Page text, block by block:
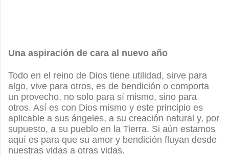
Una aspiración de cara al nuevo año
Todo en el reino de Dios tiene utilidad, sirve para
algo, vive para otros, es de bendición o comporta
un provecho, no solo para sí mismo, sino para
otros. Así es con Dios mismo y este principio es
aplicable a sus ángeles, a su creación natural y, por
supuesto, a su pueblo en la Tierra. Si aún estamos
aquí es para que su amor y bendición fluyan desde
nuestras vidas a otras vidas.